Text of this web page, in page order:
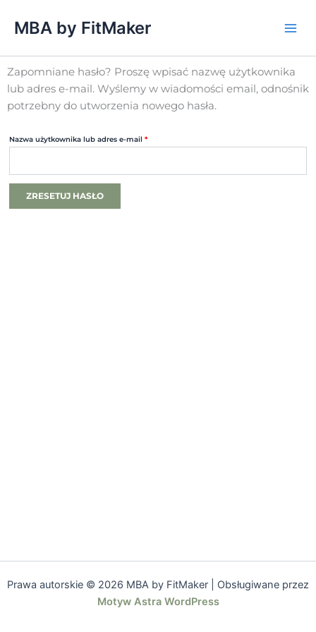
MBA by FitMaker
Zapomniane hasło? Proszę wpisać nazwę użytkownika
lub adres e-mail. Wyślemy w wiadomości email, odnośnik
potrzebny do utworzenia nowego hasła.
Nazwa użytkownika lub adres e-mail *
Wymagane
ZRESETUJ HASŁO
Prawa autorskie © 2026 MBA by FitMaker | Obsługiwane przez
Motyw Astra WordPress